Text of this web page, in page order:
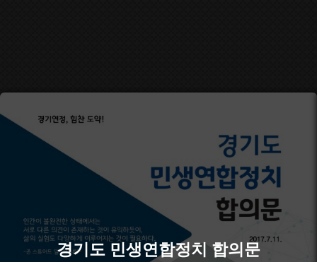
경기도 민생연합정치 합의문